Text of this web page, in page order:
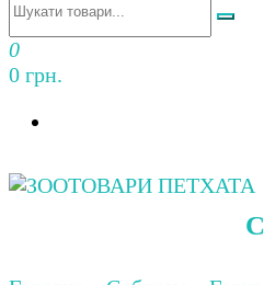
Зоотовари ПЕТХАТА
Зоомагазин для собак та
0
0 грн.
Зоомагазин для собак та